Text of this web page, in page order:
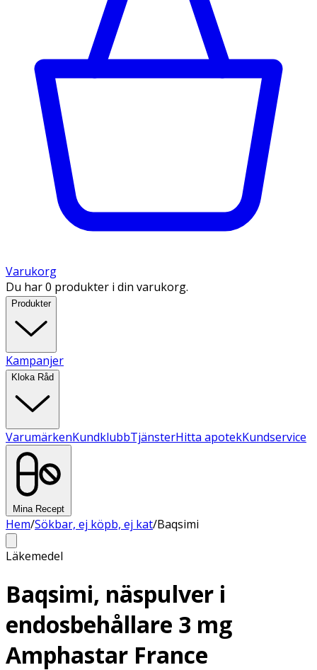
Varukorg
Du har 0 produkter i din varukorg.
Produkter
Kampanjer
Kloka Råd
VarumärkenKundklubbTjänsterHitta apotekKundservice
Mina Recept
Hem/Sökbar, ej köpb, ej kat/Baqsimi
Läkemedel
Baqsimi, näspulver i
endosbehållare 3 mg
Amphastar France